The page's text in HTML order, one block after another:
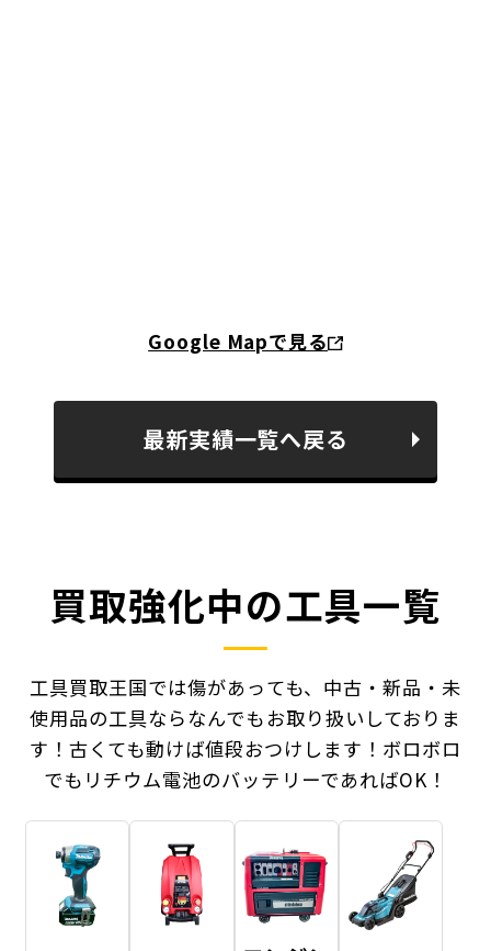
Google Mapで見る
最新実績一覧へ戻る
買取強化中の工具一覧
工具買取王国では傷があっても、中古・新品・未
使用品の工具ならなんでもお取り扱いしておりま
す！ 古くても動けば値段おつけします！ボロボロ
でもリチウム電池のバッテリーであればOK！